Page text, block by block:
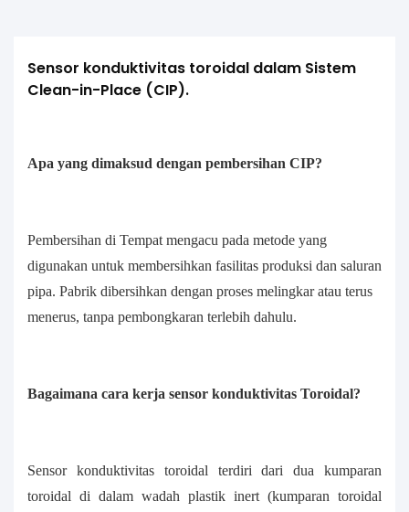
Sensor konduktivitas toroidal dalam Sistem
Clean-in-Place (CIP).
Apa yang dimaksud dengan pembersihan CIP?
Pembersihan di Tempat mengacu pada metode yang
digunakan untuk membersihkan fasilitas produksi dan saluran
pipa. Pabrik dibersihkan dengan proses melingkar atau terus
menerus, tanpa pembongkaran terlebih dahulu.
Bagaimana cara kerja sensor konduktivitas Toroidal?
Sensor konduktivitas toroidal terdiri dari dua kumparan
toroidal di dalam wadah plastik inert (kumparan toroidal